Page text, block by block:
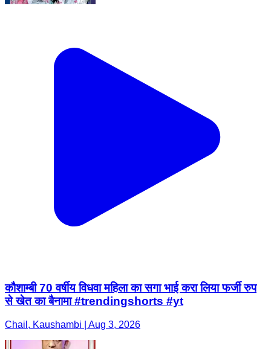
कौशाम्बी 70 वर्षीय विधवा महिला का सगा भाई करा लिया फर्जी रुप
से खेत का बैनामा #trendingshorts #yt
Chail, Kaushambi | Aug 3, 2026